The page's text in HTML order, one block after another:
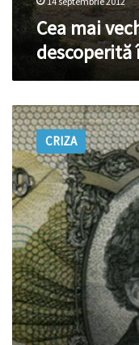
Cea mai
descoperită
Creatorul
celui
mai
mare
sistem
piramidal
din
lume:
„Scopul
meu
final
e
Apocalipsa
financiară”
CRIZA